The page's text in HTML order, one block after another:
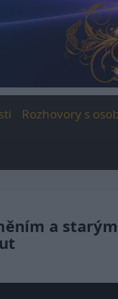
Rozhovory s
a